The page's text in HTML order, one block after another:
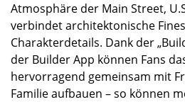
Atmosphäre der Main Street,
verbindet architektonische
Charakterdetails. Dank der
der Builder App können Fans
hervorragend gemeinsam mit
Familie aufbauen – so können